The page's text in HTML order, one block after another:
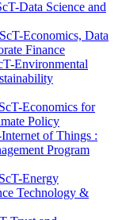
Data Science and
Economics, Data
Finance
Environmental
Economics for
Policy
of Things :
Program
Energy
Technology &